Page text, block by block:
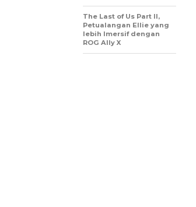
The Last of Us Part II,
Petualangan Ellie yang
lebih Imersif dengan
ROG Ally X